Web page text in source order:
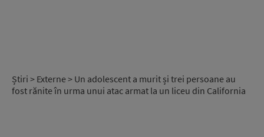
Știri > Externe> Un adolescent a murit și trei persoane au
fost rănite în urma unui atac armat la un liceu din California